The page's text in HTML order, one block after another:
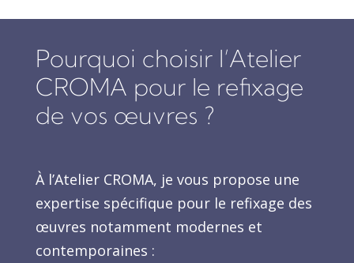
Pourquoi choisir l’Atelier
CROMA pour le refixage
de vos œuvres ?
À l’Atelier CROMA, je vous propose une
expertise spécifique pour le refixage des
œuvres notamment modernes et
contemporaines :